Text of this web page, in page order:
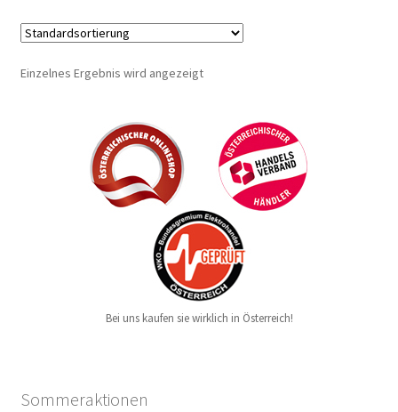
Einzelnes Ergebnis wird angezeigt
Bei uns kaufen sie wirklich in Österreich!
Sommeraktionen